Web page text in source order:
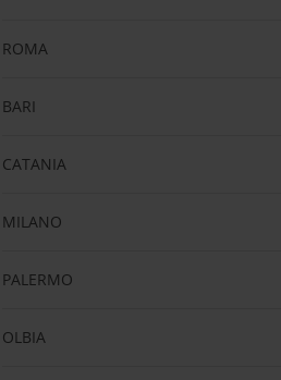
ROMA
BARI
CATANIA
MILANO
PALERMO
OLBIA